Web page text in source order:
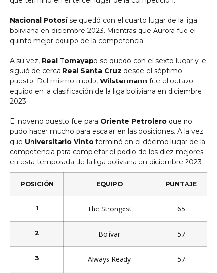
Nacional Potosíse quedó con el cuarto lugar de la liga
boliviana en diciembre 2023. Mientras que Aurora fue el
quinto mejor equipo de la competencia.
A su vez, Real Tomayapo se quedó con el sexto lugar y le
siguió de cerca Real Santa Cruz desde el séptimo
puesto. Del mismo modo, Wilstermann fue el octavo
equipo en la clasificación de la liga boliviana en diciembre
2023.
El noveno puesto fue para Oriente Petrolero que no
pudo hacer mucho para escalar en las posiciones. A la vez
que Universitario Vinto terminó en el décimo lugar de la
competencia para completar el podio de los diez mejores
en esta temporada de la liga boliviana en diciembre 2023.
POSICIÓN EQUIPO PUNTAJE
1 The Strongest 65
2 Bolívar 57
3 Always Ready 57